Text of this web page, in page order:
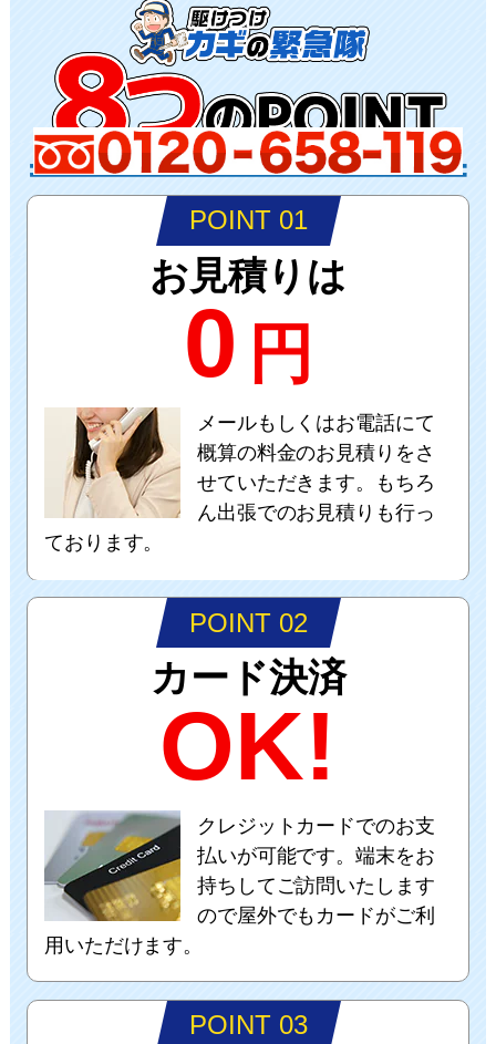
POINT 01
お見積りは
0 円
メールもしくはお電話にて
概算の料金のお見積りをさ
せていただきます。もちろ
ん出張でのお見積りも行っ
ております。
POINT 02
カード決済
OK!
クレジットカードでのお支
払いが可能です。端末をお
持ちしてご訪問いたします
ので屋外でもカードがご利
用いただけます。
POINT 03